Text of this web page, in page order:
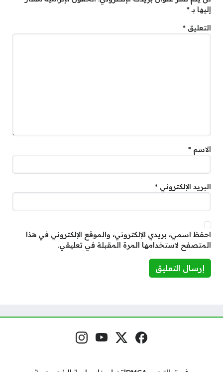
إليها بـ*
التعليق *
الاسم *
البريد الإلكتروني *
احفظ اسمي، بريدي الإلكتروني، والموقع الإلكتروني في هذا
المتصفح لاستخدامها المرة المقبلة في تعليقي.
مواقع التواصل فيسبوكمنصة إكس
يوتيوبإنستغرام